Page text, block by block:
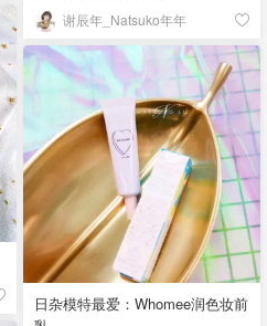
谢辰年_Natsuko年年
日杂模特最爱：Whomee润色妆前